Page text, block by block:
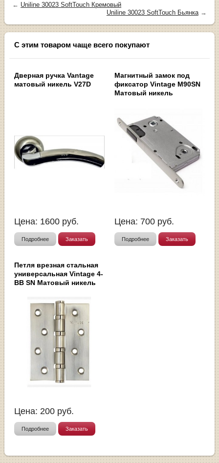
← Uniline 30023 SoftTouch Кремовый
Uniline 30023 SoftTouch Бьянка→
С этим товаром чаще всего покупают
Дверная ручка Vantage
матовый никель V27D
Цена: 1600 руб.
Подробнее Заказать
Магнитный замок под
фиксатор Vintage M90SN
Матовый никель
Цена: 700 руб.
Подробнее Заказать
Петля врезная стальная
универсальная Vintage 4-
BB SN Матовый никель
Цена: 200 руб.
Подробнее Заказать